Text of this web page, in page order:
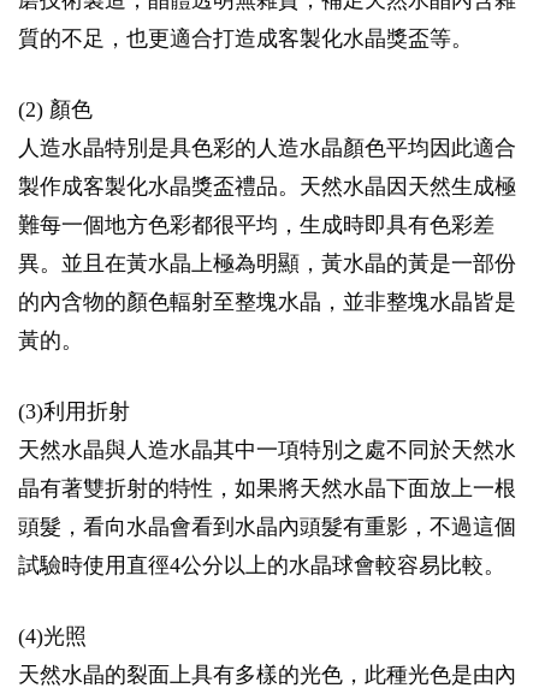
質的不足，也更適合打造成客製化水晶獎盃等。
(2) 顏色
人造水晶特別是具色彩的人造水晶顏色平均因此適合
製作成客製化水晶獎盃禮品。天然水晶因天然生成極
難每一個地方色彩都很平均，生成時即具有色彩差
異。並且在黃水晶上極為明顯，黃水晶的黃是一部份
的內含物的顏色輻射至整塊水晶，並非整塊水晶皆是
黃的。
(3)利用折射
天然水晶與人造水晶其中一項特別之處不同於天然水
晶有著雙折射的特性，如果將天然水晶下面放上一根
頭髮，看向水晶會看到水晶內頭髮有重影，不過這個
試驗時使用直徑4公分以上的水晶球會較容易比較。
(4)光照
天然水晶的裂面上具有多樣的光色，此種光色是由內